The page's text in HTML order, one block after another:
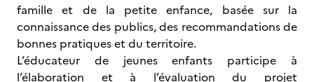
famille et de la petite enfance, basée sur la
connaissance des publics, des recommandations de
bonnes pratiques et du territoire.
L’éducateur de jeunes enfants participe à
l’élaboration et à l’évaluation du projet